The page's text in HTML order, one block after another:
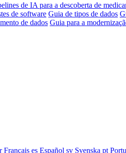
de IA para a descoberta de
de software Guia de tipos de dados
de dados Guia para a
Français es Español sv Svenska pt